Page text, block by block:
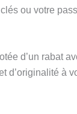
ou votre
d’un rabat
d’originalité à